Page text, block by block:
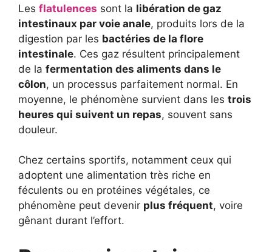
Les flatulences sont la libération de gaz
intestinaux par voie anale, produits lors de la
digestion par les bactéries de la flore
intestinale. Ces gaz résultent principalement
de la fermentation des aliments dans le
côlon, un processus parfaitement normal. En
moyenne, le phénomène survient dans les trois
heures qui suivent un repas, souvent sans
douleur.
Chez certains sportifs, notamment ceux qui
adoptent une alimentation très riche en
féculents ou en protéines végétales, ce
phénomène peut devenir plus fréquent, voire
gênant durant l’effort.